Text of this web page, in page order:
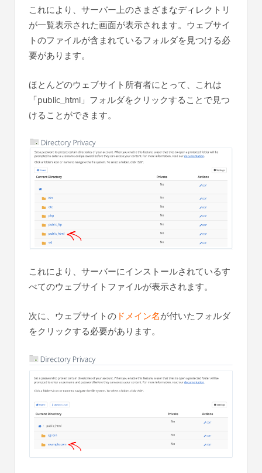
これにより、サーバー上のさまざまなディレクトリ
が一覧表示された画面が表示されます。ウェブサイ
トのファイルが含まれているフォルダを見つける必
要があります。
ほとんどのウェブサイト所有者にとって、これは
「public_html」フォルダをクリックすることで見つ
けることができます。
これにより、サーバーにインストールされているす
べてのウェブサイトファイルが表示されます。
次に、ウェブサイトの ドメイン名が付いたフォルダ
をクリックする必要があります。